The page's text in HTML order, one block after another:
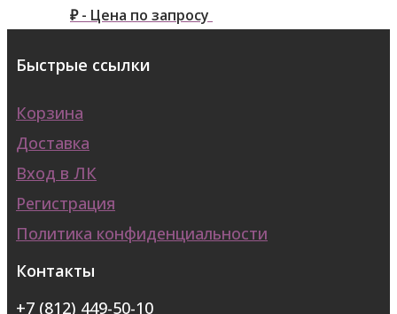
₽ - Цена по запросу
Быстрые ссылки
Корзина
Доставка
Вход в ЛК
Регистрация
Политика конфиденциальности
Контакты
+7 (812) 449-50-10